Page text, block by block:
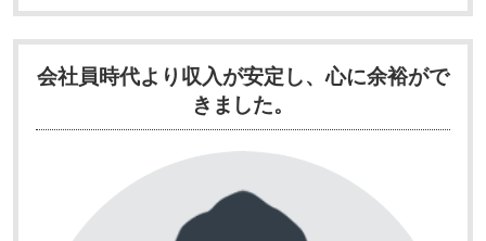
会社員時代より収入が安定し、心に余裕がで
きました。